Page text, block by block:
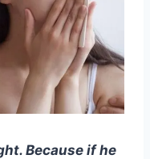
Because if he